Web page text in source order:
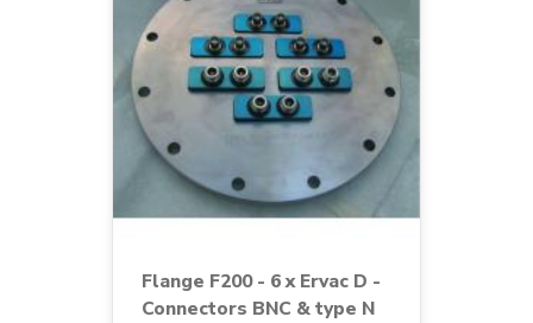
Flange F200 - 6 x Ervac D -
Connectors BNC & type N